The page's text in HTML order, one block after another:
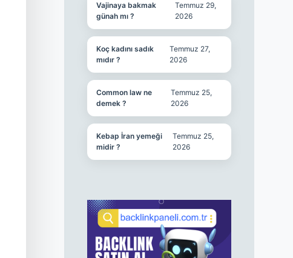
Vajinaya bakmak
günah mı ?
Temmuz 29,
2026
Koç kadını sadık
mıdır ?
Temmuz 27,
2026
Common law ne
demek ?
Temmuz 25,
2026
Kebap İran yemeği
midir ?
Temmuz 25,
2026